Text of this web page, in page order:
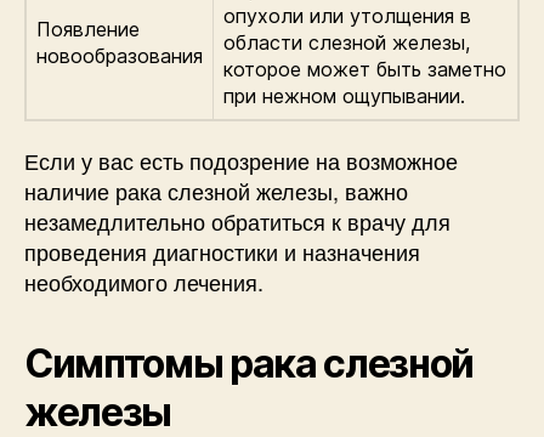
Появление
новообразования
опухоли или утолщения в
области слезной железы,
которое может быть заметно
при нежном ощупывании.
Если у вас есть подозрение на возможное
наличие рака слезной железы, важно
незамедлительно обратиться к врачу для
проведения диагностики и назначения
необходимого лечения.
Симптомы рака слезной
железы